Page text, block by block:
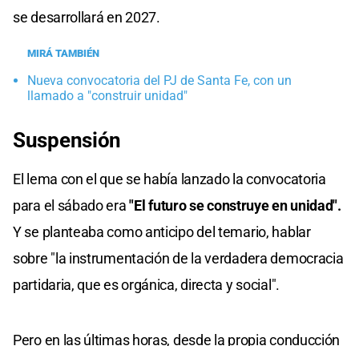
se desarrollará en 2027.
MIRÁ TAMBIÉN
Nueva convocatoria del PJ de Santa Fe, con un
llamado a "construir unidad"
Suspensión
El lema con el que se había lanzado la convocatoria
para el sábado era"El futuro se construye en unidad".
Y se planteaba como anticipo del temario, hablar
sobre "la instrumentación de la verdadera democracia
partidaria, que es orgánica, directa y social".
Pero en las últimas horas, desde la propia conducción